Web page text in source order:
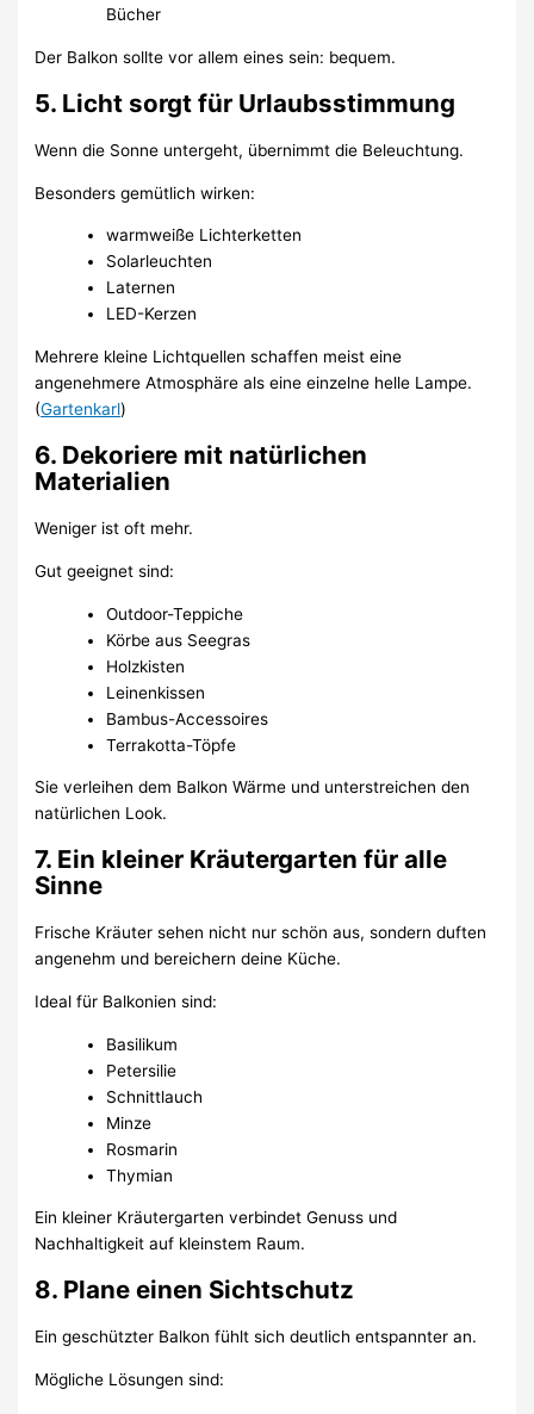
Bücher
Der Balkon sollte vor allem eines sein: bequem.
5. Licht sorgt für Urlaubsstimmung
Wenn die Sonne untergeht, übernimmt die Beleuchtung.
Besonders gemütlich wirken:
warmweiße Lichterketten
Solarleuchten
Laternen
LED-Kerzen
Mehrere kleine Lichtquellen schaffen meist eine
angenehmere Atmosphäre als eine einzelne helle Lampe.
(Gartenkarl)
6. Dekoriere mit natürlichen
Materialien
Weniger ist oft mehr.
Gut geeignet sind:
Outdoor-Teppiche
Körbe aus Seegras
Holzkisten
Leinenkissen
Bambus-Accessoires
Terrakotta-Töpfe
Sie verleihen dem Balkon Wärme und unterstreichen den
natürlichen Look.
7. Ein kleiner Kräutergarten für alle
Sinne
Frische Kräuter sehen nicht nur schön aus, sondern duften
angenehm und bereichern deine Küche.
Ideal für Balkonien sind:
Basilikum
Petersilie
Schnittlauch
Minze
Rosmarin
Thymian
Ein kleiner Kräutergarten verbindet Genuss und
Nachhaltigkeit auf kleinstem Raum.
8. Plane einen Sichtschutz
Ein geschützter Balkon fühlt sich deutlich entspannter an.
Mögliche Lösungen sind: